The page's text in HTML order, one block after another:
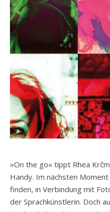
»On the go« tippt Rhea
Handy. Im nächsten
finden, in Verbindung mit
der Sprachkünstlerin. Doch